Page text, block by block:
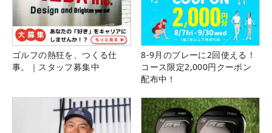
ゴルフの熱狂を、つくる仕
事。｜スタッフ募集中
8-9月のプレーに2回使える！
コース限定2,000円クーポン
配布中！